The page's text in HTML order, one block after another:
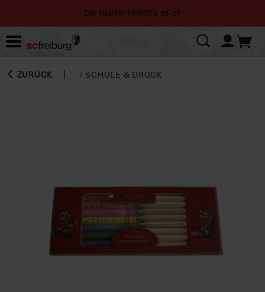
DIE NEUEN TRIKOTS 26-27
ZURÜCK / SCHULE & DRUCK